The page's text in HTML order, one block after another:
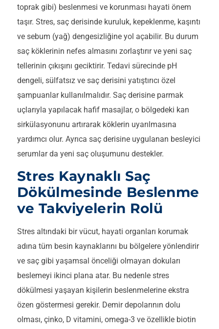
toprak gibi) beslenmesi ve korunması hayati önem
taşır. Stres, saç derisinde kuruluk, kepeklenme, kaşıntı
ve sebum (yağ) dengesizliğine yol açabilir. Bu durum
saç köklerinin nefes almasını zorlaştırır ve yeni saç
tellerinin çıkışını geciktirir. Tedavi sürecinde pH
dengeli, sülfatsız ve saç derisini yatıştırıcı özel
şampuanlar kullanılmalıdır. Saç derisine parmak
uçlarıyla yapılacak hafif masajlar, o bölgedeki kan
sirkülasyonunu artırarak köklerin uyarılmasına
yardımcı olur. Ayrıca saç derisine uygulanan besleyici
serumlar da yeni saç oluşumunu destekler.
Stres Kaynaklı Saç
Dökülmesinde Beslenme
ve Takviyelerin Rolü
Stres altındaki bir vücut, hayati organları korumak
adına tüm besin kaynaklarını bu bölgelere yönlendirir
ve saç gibi yaşamsal önceliği olmayan dokuları
beslemeyi ikinci plana atar. Bu nedenle stres
dökülmesi yaşayan kişilerin beslenmelerine ekstra
özen göstermesi gerekir. Demir depolarının dolu
olması, çinko, D vitamini, omega-3 ve özellikle biotin